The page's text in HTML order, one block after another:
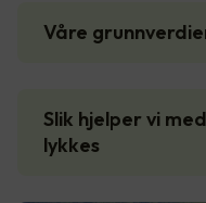
Våre
Slik hjelper vi
lykkes